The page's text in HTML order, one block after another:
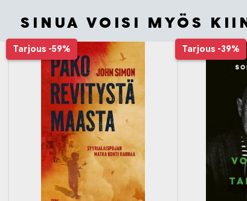
SINUA VOISI MYÖS
Tarjous -59% Tarjous -39%